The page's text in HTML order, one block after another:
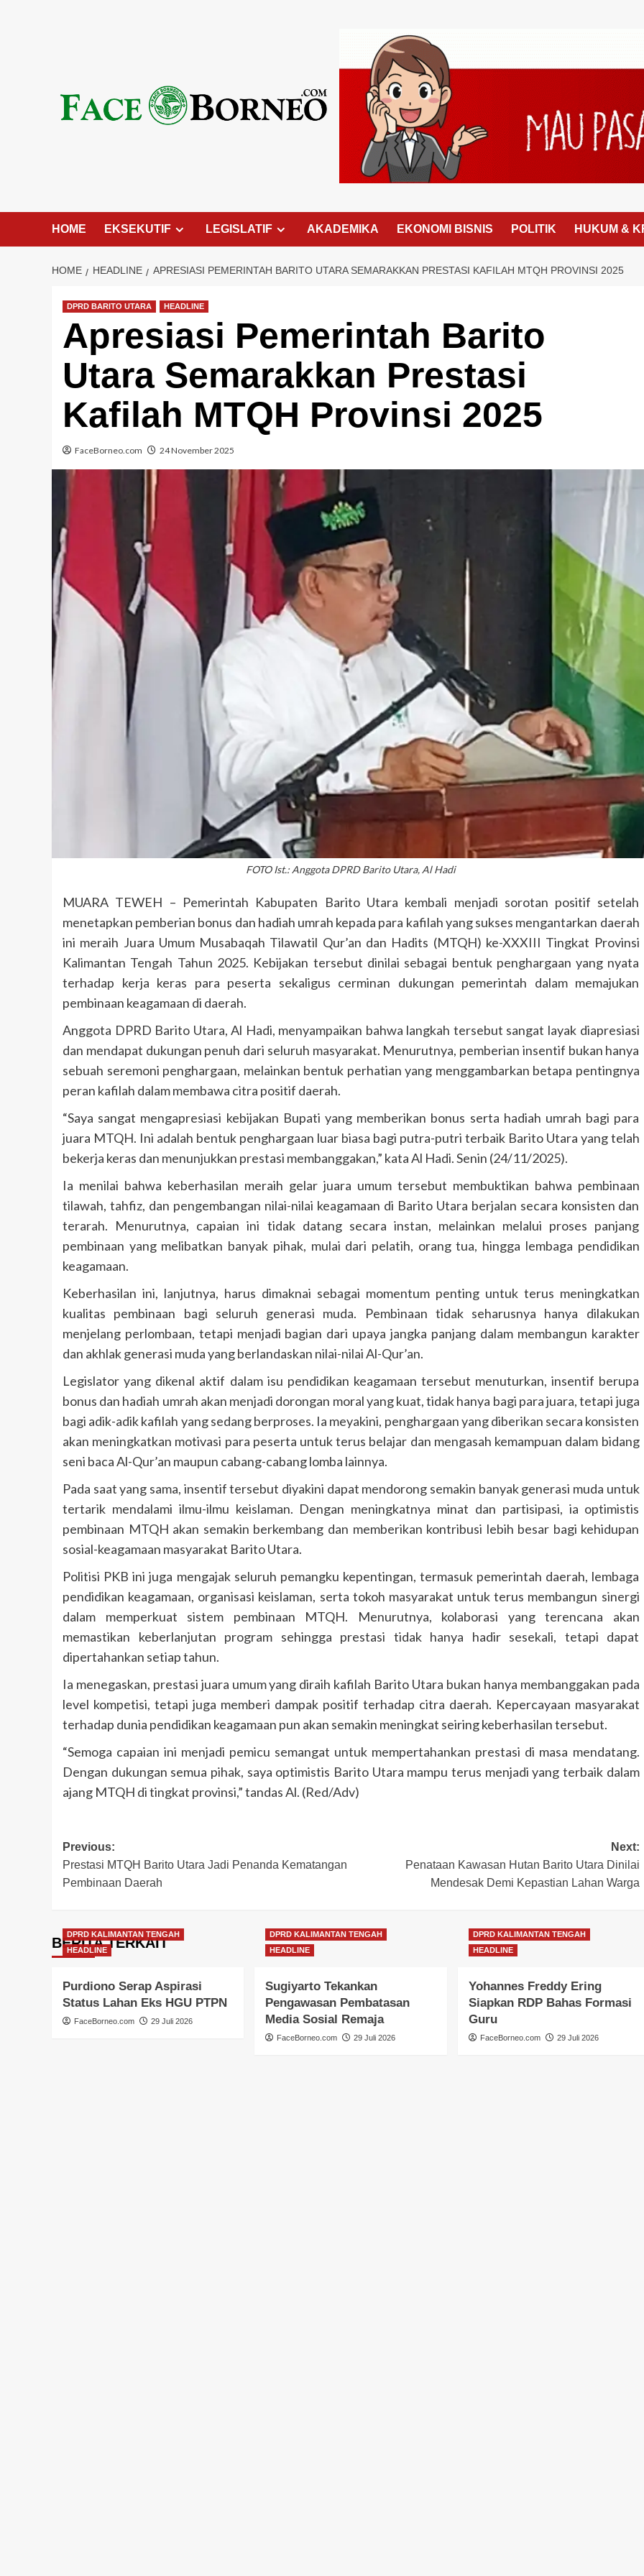
HOME EKSEKUTIF LEGISLATIF AKADEMIKA EKONOMI BISNIS POLITIK HUKUM &
HOME HEADLINE APRESIASI PEMERINTAH BARITO UTARA SEMARAKKAN PRESTASI KAFILAH MTQH PROVINSI 2025
DPRD BARITO UTARA HEADLINE
Apresiasi Pemerintah Barito
Utara Semarakkan Prestasi
Kafilah MTQH Provinsi 2025
FaceBorneo.com 24 November 2025
FOTO Ist.: Anggota DPRD Barito Utara, Al Hadi
MUARA TEWEH – Pemerintah Kabupaten Barito Utara kembali menjadi sorotan positif setelah
menetapkan pemberian bonus dan hadiah umrah kepada para kafilah yang sukses mengantarkan daerah
ini meraih Juara Umum Musabaqah Tilawatil Qur’an dan Hadits (MTQH) ke-XXXIII Tingkat Provinsi
Kalimantan Tengah Tahun 2025. Kebijakan tersebut dinilai sebagai bentuk penghargaan yang nyata
terhadap kerja keras para peserta sekaligus cerminan dukungan pemerintah dalam memajukan
pembinaan keagamaan di daerah.
Anggota DPRD Barito Utara, Al Hadi, menyampaikan bahwa langkah tersebut sangat layak diapresiasi
dan mendapat dukungan penuh dari seluruh masyarakat. Menurutnya, pemberian insentif bukan hanya
sebuah seremoni penghargaan, melainkan bentuk perhatian yang menggambarkan betapa pentingnya
peran kafilah dalam membawa citra positif daerah.
“Saya sangat mengapresiasi kebijakan Bupati yang memberikan bonus serta hadiah umrah bagi para
juara MTQH. Ini adalah bentuk penghargaan luar biasa bagi putra-putri terbaik Barito Utara yang telah
bekerja keras dan menunjukkan prestasi membanggakan,” kata Al Hadi. Senin (24/11/2025).
Ia menilai bahwa keberhasilan meraih gelar juara umum tersebut membuktikan bahwa pembinaan
tilawah, tahfiz, dan pengembangan nilai-nilai keagamaan di Barito Utara berjalan secara konsisten dan
terarah. Menurutnya, capaian ini tidak datang secara instan, melainkan melalui proses panjang
pembinaan yang melibatkan banyak pihak, mulai dari pelatih, orang tua, hingga lembaga pendidikan
keagamaan.
Keberhasilan ini, lanjutnya, harus dimaknai sebagai momentum penting untuk terus meningkatkan
kualitas pembinaan bagi seluruh generasi muda. Pembinaan tidak seharusnya hanya dilakukan
menjelang perlombaan, tetapi menjadi bagian dari upaya jangka panjang dalam membangun karakter
dan akhlak generasi muda yang berlandaskan nilai-nilai Al-Qur’an.
Legislator yang dikenal aktif dalam isu pendidikan keagamaan tersebut menuturkan, insentif berupa
bonus dan hadiah umrah akan menjadi dorongan moral yang kuat, tidak hanya bagi para juara, tetapi juga
bagi adik-adik kafilah yang sedang berproses. Ia meyakini, penghargaan yang diberikan secara konsisten
akan meningkatkan motivasi para peserta untuk terus belajar dan mengasah kemampuan dalam bidang
seni baca Al-Qur’an maupun cabang-cabang lomba lainnya.
Pada saat yang sama, insentif tersebut diyakini dapat mendorong semakin banyak generasi muda untuk
tertarik mendalami ilmu-ilmu keislaman. Dengan meningkatnya minat dan partisipasi, ia optimistis
pembinaan MTQH akan semakin berkembang dan memberikan kontribusi lebih besar bagi kehidupan
sosial-keagamaan masyarakat Barito Utara.
Politisi PKB ini juga mengajak seluruh pemangku kepentingan, termasuk pemerintah daerah, lembaga
pendidikan keagamaan, organisasi keislaman, serta tokoh masyarakat untuk terus membangun sinergi
dalam memperkuat sistem pembinaan MTQH. Menurutnya, kolaborasi yang terencana akan
memastikan keberlanjutan program sehingga prestasi tidak hanya hadir sesekali, tetapi dapat
dipertahankan setiap tahun.
Ia menegaskan, prestasi juara umum yang diraih kafilah Barito Utara bukan hanya membanggakan pada
level kompetisi, tetapi juga memberi dampak positif terhadap citra daerah. Kepercayaan masyarakat
terhadap dunia pendidikan keagamaan pun akan semakin meningkat seiring keberhasilan tersebut.
“Semoga capaian ini menjadi pemicu semangat untuk mempertahankan prestasi di masa mendatang.
Dengan dukungan semua pihak, saya optimistis Barito Utara mampu terus menjadi yang terbaik dalam
ajang MTQH di tingkat provinsi,” tandas Al. (Red/Adv)
Post
navigation
Previous:
Prestasi MTQH Barito Utara Jadi Penanda Kematangan
Pembinaan Daerah
Next:
Penataan Kawasan Hutan Barito Utara Dinilai
Mendesak Demi Kepastian Lahan Warga
BERITA TERKAIT
DPRD KALIMANTAN TENGAH
HEADLINE
Purdiono Serap Aspirasi
Status Lahan Eks HGU PTPN
FaceBorneo.com 29 Juli 2026
DPRD KALIMANTAN TENGAH
HEADLINE
Sugiyarto Tekankan
Pengawasan Pembatasan
Media Sosial Remaja
FaceBorneo.com 29 Juli 2026
DPRD KALIMANTAN TENGAH
HEADLINE
Yohannes Freddy Ering
Siapkan RDP Bahas Formasi
Guru
FaceBorneo.com 29 Juli 2026
GUNUNG MAS
Polres Gunung Mas Amankan Ibadah
Kenaikan Yesus Kristus di Sembilan
Kecamatan
Congki01 14 Mei 2026
Infrastruktur
FaceBorneo.com 28 Juli 2026